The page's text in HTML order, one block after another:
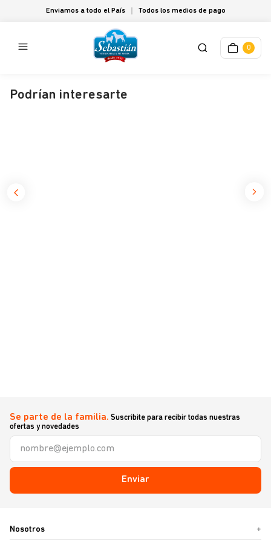
Enviamos a todo el País Todos los medios de pago
0
Podrían interesarte
Se parte de la familia. Suscribite para recibir todas nuestras
ofertas y novedades
Enviar
Nosotros +